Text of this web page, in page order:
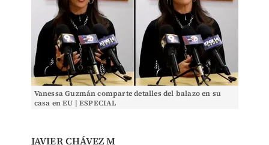
Vanessa Guzmán comparte detalles del balazo en su
casa en EU | ESPECIAL
JAVIER CHÁVEZ M